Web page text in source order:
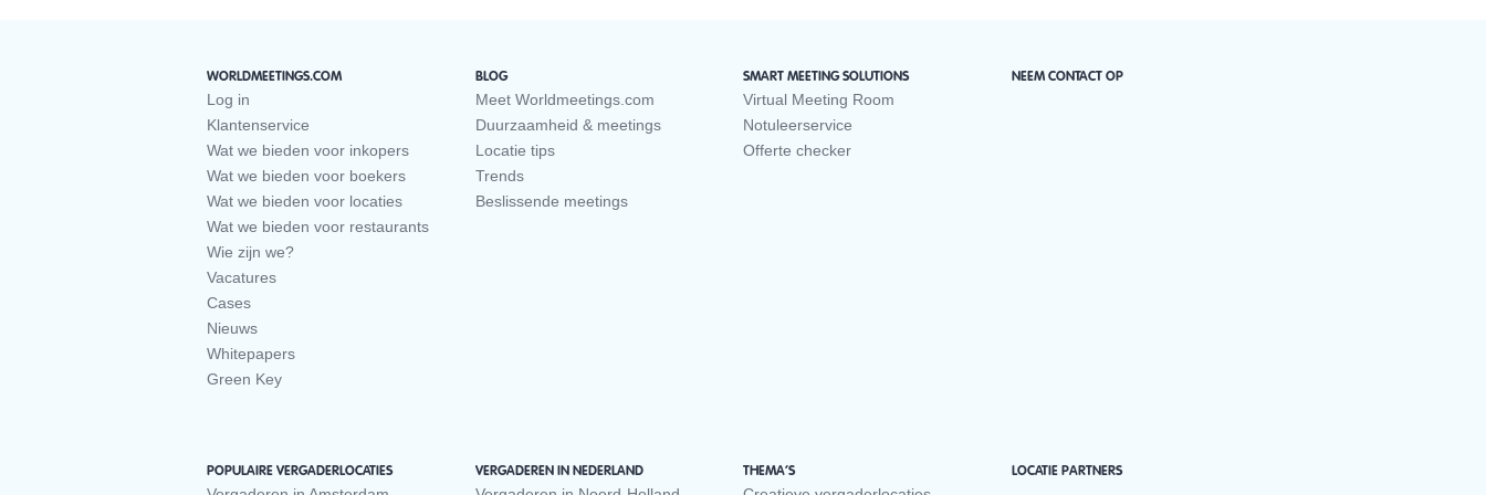
WORLDMEETINGS.COM
Log in
Klantenservice
Wat we bieden voor inkopers
Wat we bieden voor boekers
Wat we bieden voor locaties
Wat we bieden voor restaurants
Wie zijn we?
Vacatures
Cases
Nieuws
Whitepapers
Green Key
BLOG
Meet Worldmeetings.com
Duurzaamheid & meetings
Locatie tips
Trends
Beslissende meetings
SMART MEETING SOLUTIONS
Virtual Meeting Room
Notuleerservice
Offerte checker
NEEM CONTACT OP
POPULAIRE VERGADERLOCATIES
VERGADEREN IN NEDERLAND
THEMA’S
LOCATIE PARTNERS